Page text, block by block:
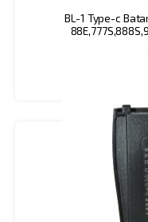
BL-1 Type-c